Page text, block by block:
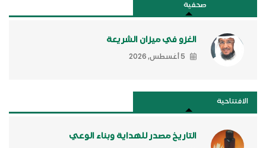
صحفية
الغزو في ميزان الشريعة
5 أغسطس, 2026
الافتتاحية
التاريخ مصدر للهداية وبناء الوعي